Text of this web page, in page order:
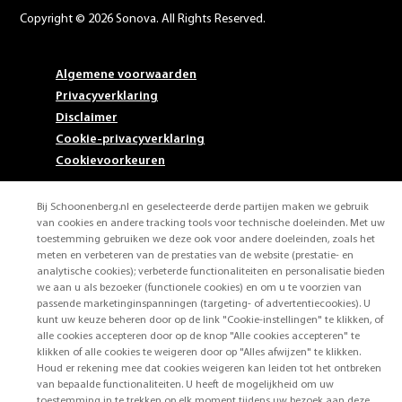
Copyright © 2026 Sonova. All Rights Reserved.
Algemene voorwaarden
Privacyverklaring
Disclaimer
Cookie-privacyverklaring
Cookievoorkeuren
Bij Schoonenberg.nl en geselecteerde derde partijen maken we gebruik
van cookies en andere tracking tools voor technische doeleinden. Met uw
toestemming gebruiken we deze ook voor andere doeleinden, zoals het
meten en verbeteren van de prestaties van de website (prestatie- en
analytische cookies); verbeterde functionaliteiten en personalisatie bieden
we aan u als bezoeker (functionele cookies) en om u te voorzien van
passende marketinginspanningen (targeting- of advertentiecookies). U
kunt uw keuze beheren door op de link "Cookie-instellingen" te klikken, of
alle cookies accepteren door op de knop "Alle cookies accepteren" te
klikken of alle cookies te weigeren door op "Alles afwijzen" te klikken.
Houd er rekening mee dat cookies weigeren kan leiden tot het ontbreken
van bepaalde functionaliteiten. U heeft de mogelijkheid om uw